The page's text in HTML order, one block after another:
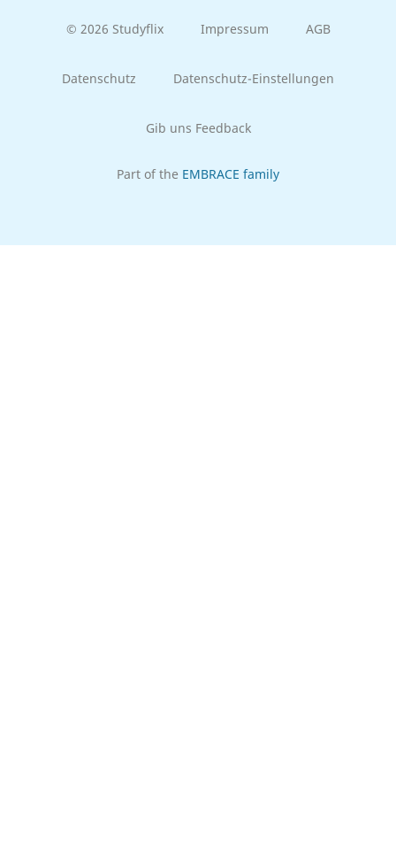
© 2026 Studyflix Impressum AGB
Datenschutz Datenschutz-Einstellungen
Gib uns Feedback
Part of the EMBRACE family